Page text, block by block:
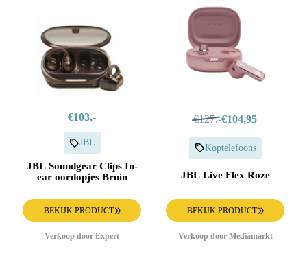
€103,-
JBL
JBL Soundgear Clips In-
ear oordopjes Bruin
BEKIJK PRODUCT
Verkoop door Expert
€127,-€104,95
Koptelefoons
JBL Live Flex Roze
BEKIJK PRODUCT
Verkoop door Mediamarkt